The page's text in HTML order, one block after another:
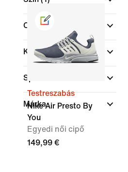
Cipőmagasság
Kollekciók
Sportok
Márka
Testreszabás
Nike Air Presto By
You
Egyedi női cipő
149,99 €